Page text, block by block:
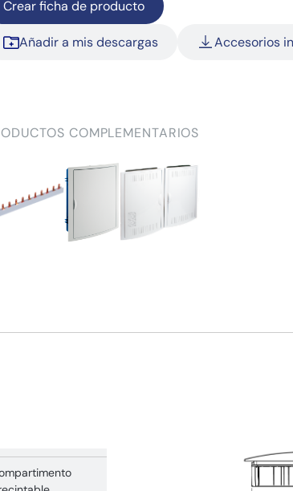
Crear ficha de producto
Añadir a mis descargas Accesorios
COMPLEMENTARIOS